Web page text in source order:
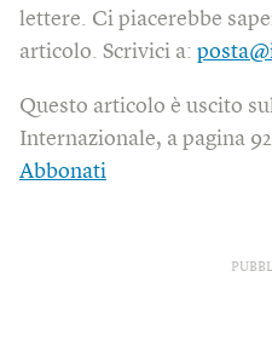
lettere. Ci piacerebbe
articolo. Scrivici a:
Questo articolo è uscito
Internazionale, a pagina
Abbonati